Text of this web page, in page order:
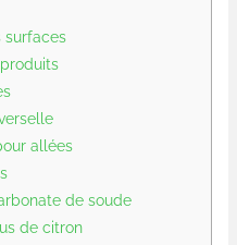
surfaces
allées
de soude
de citron